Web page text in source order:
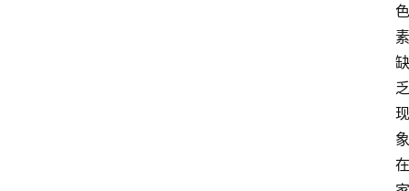
色
素
缺
乏
现
象
在